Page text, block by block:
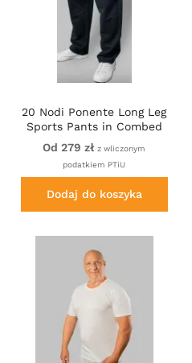
20 Nodi Ponente Long Leg
Sports Pants in Combed
Fleece Cotton Navy
Od 279 zł z wliczonym
podatkiem PTiU
Dodaj do koszyka